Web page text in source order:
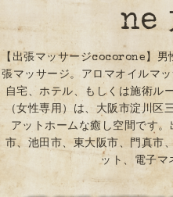
ne
【出張マッサージcocorone】男
張マッサージ。アロマオイルマ
自宅、ホテル、もしくは施術ル
（女性専用）は、大阪市淀川区
アットホームな癒し空間です
市、池田市、東大阪市、門真市
ット、電子マ